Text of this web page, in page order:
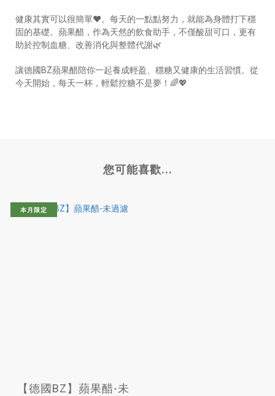
健康其實可以很簡單❤️。每天的一點點努力，就能為身體打下穩
固的基礎。蘋果醋，作為天然的飲食助手，不僅酸甜可口，更有
助於控制血糖、改善消化與整體代謝🌿
讓德國BZ蘋果醋陪你一起養成輕盈、穩糖又健康的生活習慣。從
今天開始，每天一杯，輕鬆控糖不是夢！🌈💖
您可能喜歡...
本月限定
【德國BZ】蘋果醋-未